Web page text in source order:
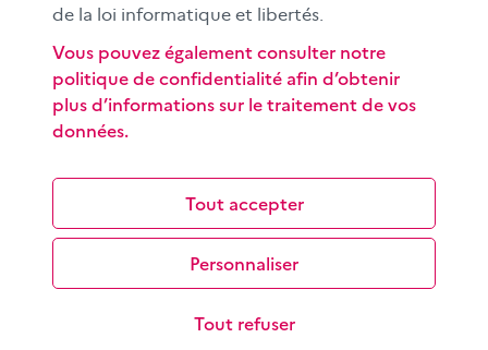
Si vous souhaitez vous abonner gratuitement à la lettre
d'information mensuelle du CLEMI, cliquezici →
de la loi informatique et libertés.
Tout accepter
Tout refuser
Personnaliser
Vous pouvez également consulter notre
politique de confidentialité afin d’obtenir
plus d’informations sur le traitement de vos
données.